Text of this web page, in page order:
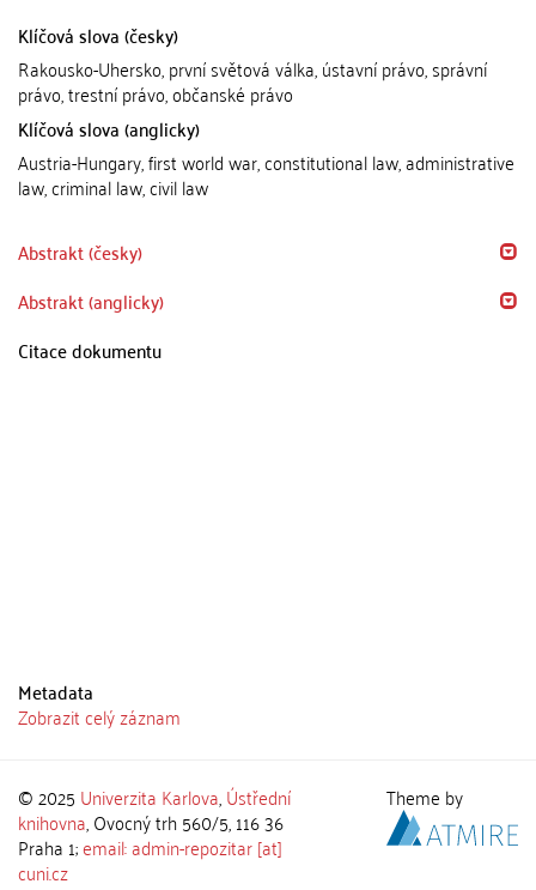
Klíčová slova (česky)
Rakousko-Uhersko, první světová válka, ústavní právo, správní
právo, trestní právo, občanské právo
Klíčová slova (anglicky)
Austria-Hungary, first world war, constitutional law, administrative
law, criminal law, civil law
Abstrakt (česky)
Abstrakt (anglicky)
Citace dokumentu
Metadata
Zobrazit celý záznam
© 2025 Univerzita Karlova,Ústřední
knihovna, Ovocný trh 560/5, 116 36
Praha 1;email: admin-repozitar [at]
cuni.cz
Theme by